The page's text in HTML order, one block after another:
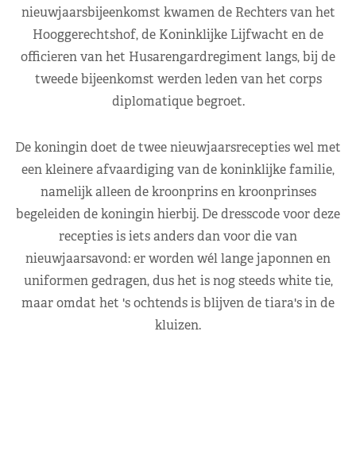
nieuwjaarsbijeenkomst kwamen de Rechters van het
Hooggerechtshof, de Koninklijke Lijfwacht en de
officieren van het Husarengardregiment langs, bij de
tweede bijeenkomst werden leden van het corps
diplomatique begroet.
De koningin doet de twee nieuwjaarsrecepties wel met
een kleinere afvaardiging van de koninklijke familie,
namelijk alleen de kroonprins en kroonprinses
begeleiden de koningin hierbij. De dresscode voor deze
recepties is iets anders dan voor die van
nieuwjaarsavond: er worden wél lange japonnen en
uniformen gedragen, dus het is nog steeds white tie,
maar omdat het 's ochtends is blijven de tiara's in de
kluizen.